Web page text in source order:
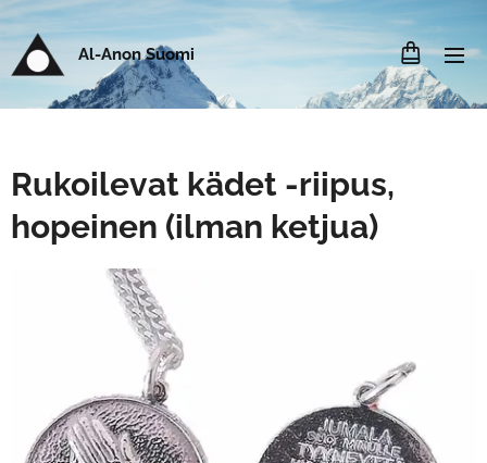
Al-Anon Suomi
Rukoilevat kädet -riipus,
hopeinen (ilman ketjua)